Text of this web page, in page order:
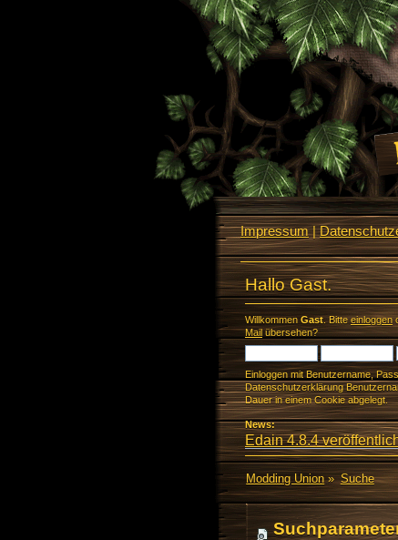
Impressum|
Hallo Gast.
Willkommen Gast. Bitte einloggen
Mailübersehen?
Einloggen mit Benutzername,
Datenschutzerklärung
Dauer in einem Cookie abgelegt.
News:
Edain 4.8.4
Modding Union» Suche